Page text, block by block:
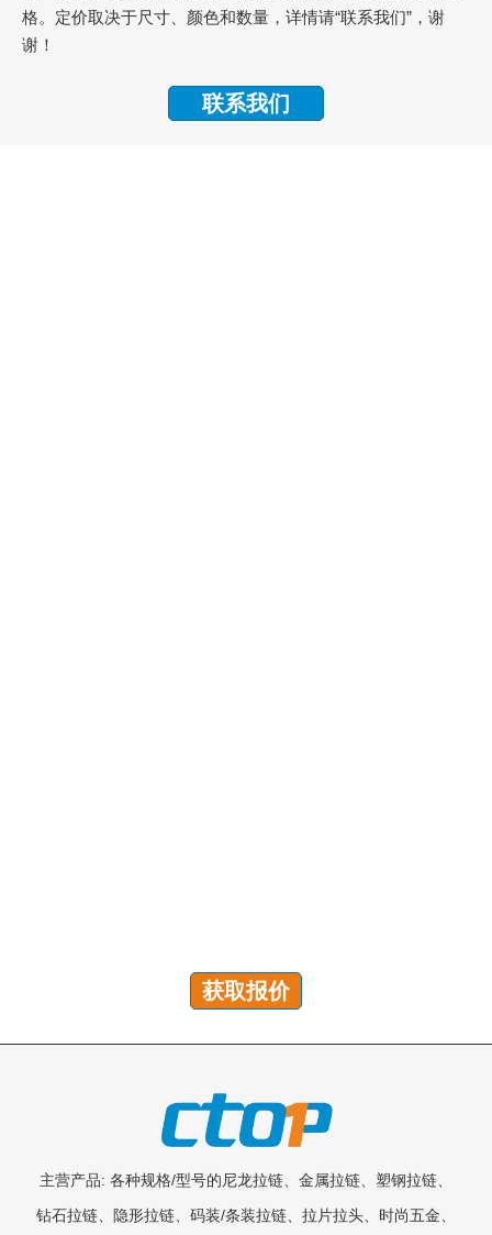
格。定价取决于尺寸、颜色和数量，详情请“联系我们”，谢
谢！
联系我们
获取报价
主营产品: 各种规格/型号的尼龙拉链、金属拉链、塑钢拉链、
钻石拉链、隐形拉链、码装/条装拉链、拉片拉头、时尚五金、